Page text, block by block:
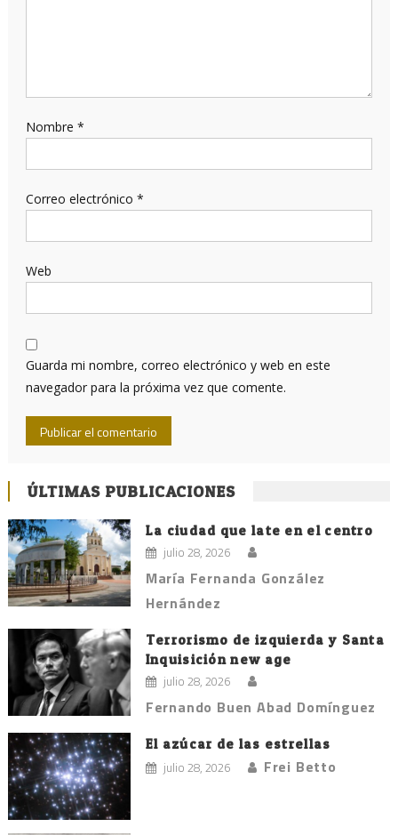
Nombre *
Correo electrónico *
Web
Guarda mi nombre, correo electrónico y web en este
navegador para la próxima vez que comente.
ÚLTIMAS PUBLICACIONES
La ciudad que late en el centro
julio 28, 2026
María Fernanda González
Hernández
Terrorismo de izquierda y Santa
Inquisición new age
julio 28, 2026
Fernando Buen Abad Domínguez
El azúcar de las estrellas
julio 28, 2026 Frei Betto